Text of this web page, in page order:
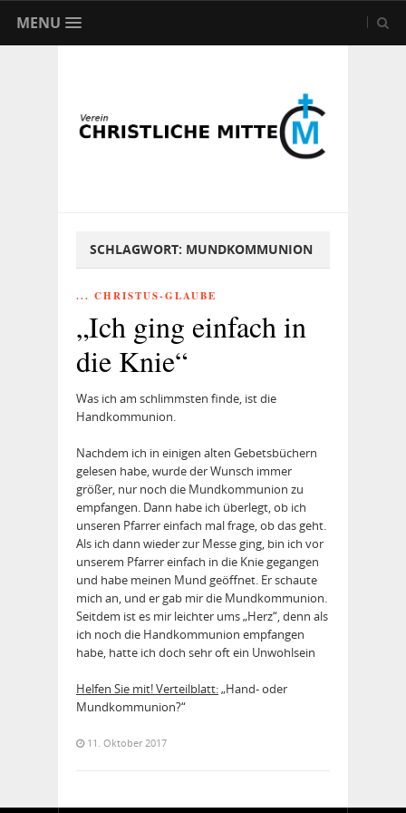
MENU
SCHLAGWORT: MUNDKOMMUNION
... CHRISTUS-GLAUBE
„Ich ging einfach in
die Knie“
Was ich am schlimmsten finde, ist die
Handkommunion.
Nachdem ich in einigen alten Gebetsbüchern
gelesen habe, wurde der Wunsch immer
größer, nur noch die Mundkommunion zu
empfangen. Dann habe ich überlegt, ob ich
unseren Pfarrer einfach mal frage, ob das geht.
Als ich dann wieder zur Messe ging, bin ich vor
unserem Pfarrer einfach in die Knie gegangen
und habe meinen Mund geöffnet. Er schaute
mich an, und er gab mir die Mundkommunion.
Seitdem ist es mir leichter ums „Herz“, denn als
ich noch die Handkommunion empfangen
habe, hatte ich doch sehr oft ein Unwohlsein
Helfen Sie mit! Verteilblatt:„Hand- oder
Mundkommunion?“
11. Oktober 2017